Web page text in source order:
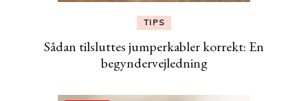
TIPS
Sådan tilsluttes jumperkabler korrekt: En
begyndervejledning